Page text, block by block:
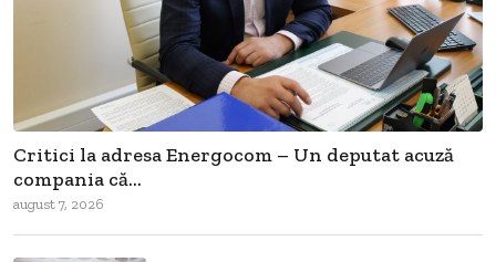
Critici la adresa Energocom – Un deputat acuză
compania că...
august 7, 2026